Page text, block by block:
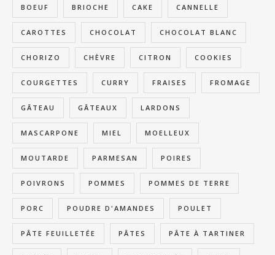
BOEUF BRIOCHE CAKE CANNELLE
CAROTTES CHOCOLAT CHOCOLAT BLANC
CHORIZO CHÈVRE CITRON COOKIES
COURGETTES CURRY FRAISES FROMAGE
GÂTEAU GÂTEAUX LARDONS
MASCARPONE MIEL MOELLEUX
MOUTARDE PARMESAN POIRES
POIVRONS POMMES POMMES DE TERRE
PORC POUDRE D'AMANDES POULET
PÂTE FEUILLETÉE PÂTES PÂTE À TARTINER